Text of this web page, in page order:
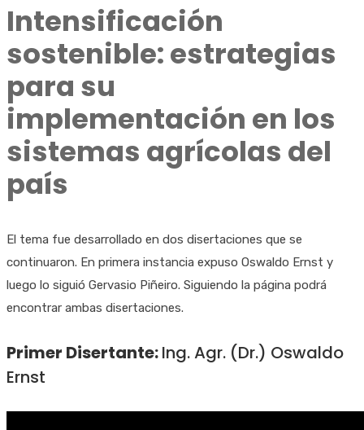
Intensificación
sostenible: estrategias
para su
implementación en los
sistemas agrícolas del
país
El tema fue desarrollado en dos disertaciones que se
continuaron. En primera instancia expuso Oswaldo Ernst y
luego lo siguió Gervasio Piñeiro. Siguiendo la página podrá
encontrar ambas disertaciones.
Primer Disertante:Ing. Agr. (Dr.) Oswaldo
Ernst